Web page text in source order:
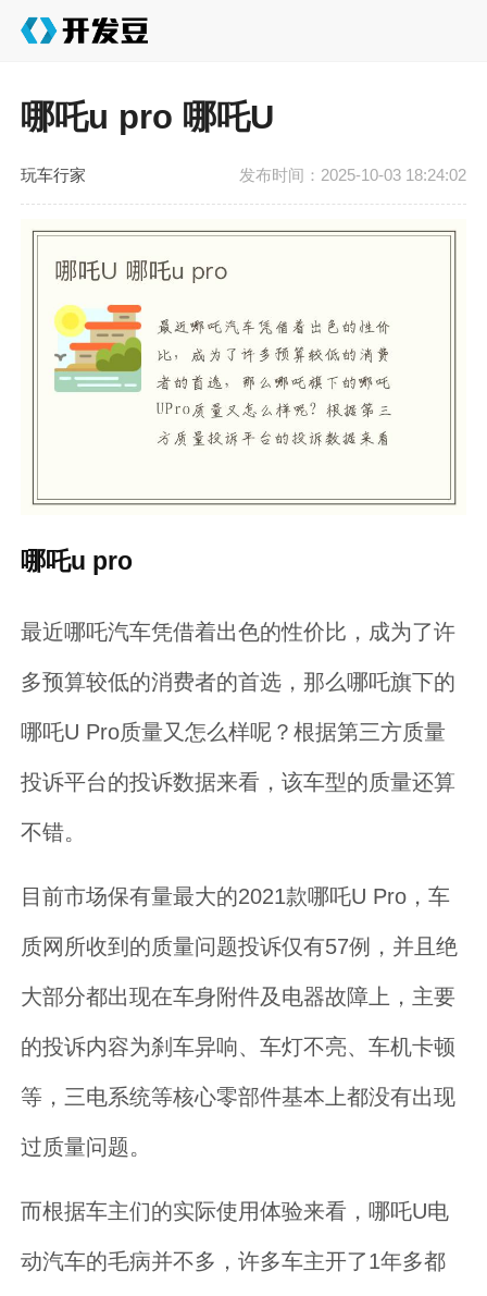
哪吒u pro 哪吒U
玩车行家 发布时间：2025-10-03 18:24:02
哪吒u pro
最近哪吒汽车凭借着出色的性价比，成为了许
多预算较低的消费者的首选，那么哪吒旗下的
哪吒U Pro质量又怎么样呢？根据第三方质量
投诉平台的投诉数据来看，该车型的质量还算
不错。
目前市场保有量最大的2021款哪吒U Pro，车
质网所收到的质量问题投诉仅有57例，并且绝
大部分都出现在车身附件及电器故障上，主要
的投诉内容为刹车异响、车灯不亮、车机卡顿
等，三电系统等核心零部件基本上都没有出现
过质量问题。
而根据车主们的实际使用体验来看，哪吒U电
动汽车的毛病并不多，许多车主开了1年多都